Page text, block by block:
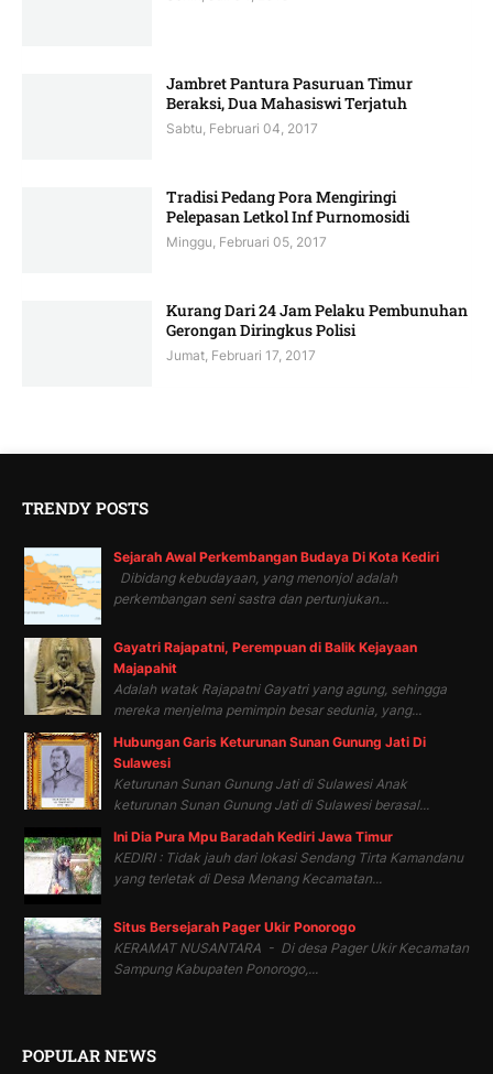
Jambret Pantura Pasuruan Timur
Beraksi, Dua Mahasiswi Terjatuh
Sabtu, Februari 04, 2017
Tradisi Pedang Pora Mengiringi
Pelepasan Letkol Inf Purnomosidi
Minggu, Februari 05, 2017
Kurang Dari 24 Jam Pelaku Pembunuhan
Gerongan Diringkus Polisi
Jumat, Februari 17, 2017
TRENDY POSTS
Sejarah Awal Perkembangan Budaya Di Kota Kediri
Dibidang kebudayaan, yang menonjol adalah
perkembangan seni sastra dan pertunjukan...
Gayatri Rajapatni, Perempuan di Balik Kejayaan
Majapahit
Adalah watak Rajapatni Gayatri yang agung, sehingga
mereka menjelma pemimpin besar sedunia, yang...
Hubungan Garis Keturunan Sunan Gunung Jati Di
Sulawesi
Keturunan Sunan Gunung Jati di Sulawesi Anak
keturunan Sunan Gunung Jati di Sulawesi berasal...
Ini Dia Pura Mpu Baradah Kediri Jawa Timur
KEDIRI : Tidak jauh dari lokasi Sendang Tirta Kamandanu
yang terletak di Desa Menang Kecamatan...
Situs Bersejarah Pager Ukir Ponorogo
KERAMAT NUSANTARA - Di desa Pager Ukir Kecamatan
Sampung Kabupaten Ponorogo,...
POPULAR NEWS